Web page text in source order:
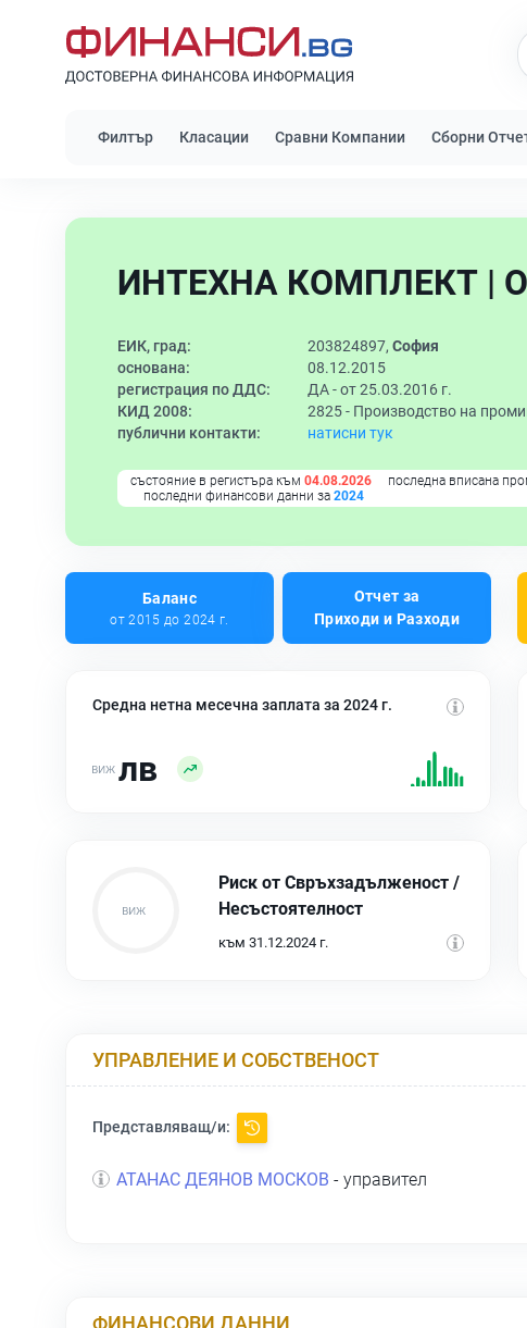
Филтър Класации Сравни Компании Сборни
ИНТЕХНА КОМПЛЕКТ |
ЕИК, град: 203824897, София
основана:
08.12.2015
регистрация по ДДС:
ДА - от 25.03.2016 г.
КИД 2008:
2825 - Производство на
публични контакти:
натисни тук
състояние в регистъра към 04.08.2026 последна вписана
последни финансови данни за 2024
Баланс
от 2015 до 2024 г.
Отчет за
Приходи и Разходи
Средна нетна месечна заплата за 2024 г.
лв
Риск от Свръхзадълженост /
Несъстоятелност
към 31.12.2024 г.
УПРАВЛЕНИЕ И СОБСТВЕНОСТ
Представляващ/и:
АТАНАС ДЕЯНОВ МОСКОВ - управител
ФИНАНСОВИ ДАННИ